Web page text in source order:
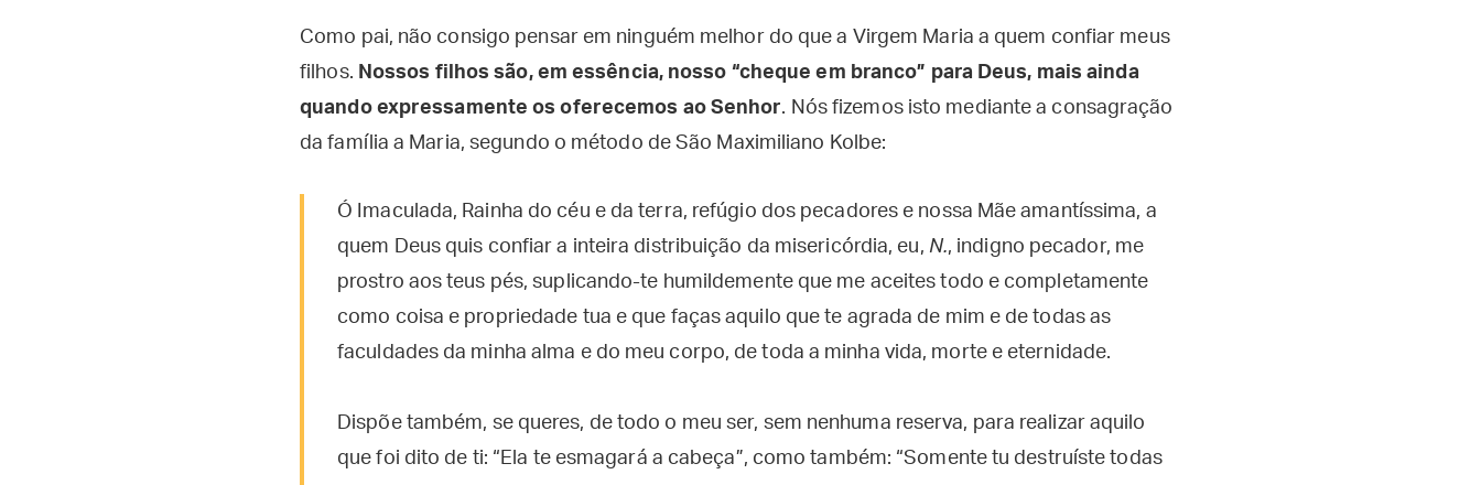
Como pai, não consigo pensar em ninguém melhor do que a Virgem Maria a quem confiar meus
filhos. Nossos filhos são, em essência, nosso “cheque em branco” para Deus, mais ainda
quando expressamente os oferecemos ao Senhor. Nós fizemos isto mediante a consagração
da família a Maria, segundo o método de São Maximiliano Kolbe:
Ó Imaculada, Rainha do céu e da terra, refúgio dos pecadores e nossa Mãe amantíssima, a
quem Deus quis confiar a inteira distribuição da misericórdia, eu, N., indigno pecador, me
prostro aos teus pés, suplicando-te humildemente que me aceites todo e completamente
como coisa e propriedade tua e que faças aquilo que te agrada de mim e de todas as
faculdades da minha alma e do meu corpo, de toda a minha vida, morte e eternidade.
Dispõe também, se queres, de todo o meu ser, sem nenhuma reserva, para realizar aquilo
que foi dito de ti: “Ela te esmagará a cabeça”, como também: “Somente tu destruíste todas